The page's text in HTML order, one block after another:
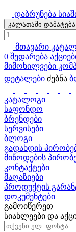
დაბრუნება
კალათაში დამატება
მთავარი
0 შედარება
მიმოხილვები
დეტალები ძებნა
კატალოგი
საფონდო
ბრენდები
სერვისები
ბლოგი
გადახდის
მიწოდების
კონტაქტები
მაღაზიები
პროდუქტის
დოკუმენტები
გამოიწერეთ
სიახლეები და